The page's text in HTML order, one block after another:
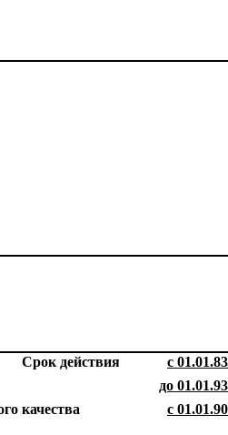
Срок действия
с 01.01.83
до 01.01.93
качества
с 01.01.90